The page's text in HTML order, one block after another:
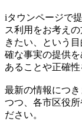
iタウンページで
ス利用をお考え
きたい、という
確な事実の提供
あることや正確
最新の情報につ
つつ、各市区役
ださい。